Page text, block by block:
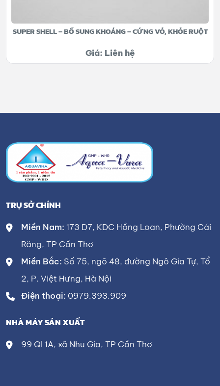
SUPER SHELL – BỔ SUNG KHOÁNG – CỨNG VỎ, KHỎE RUỘT
Giá: Liên hệ
TRỤ SỞ CHÍNH
Miền Nam: 173 D7, KDC Hồng Loan, Phường Cái
Răng, TP Cần Thơ
Miền Bắc: Số 75, ngõ 48, đường Ngô Gia Tự, Tổ
2, P. Việt Hưng, Hà Nội
Điện thoại: 0979.393.909
NHÀ MÁY SẢN XUẤT
99 Ql 1A, xã Nhu Gia, TP Cần Thơ